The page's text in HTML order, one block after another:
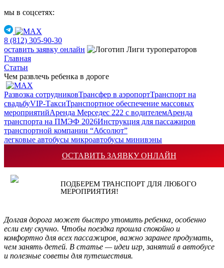
мы в соцсетях:
8 (812) 305-90-30
оставить заявку онлайн
Главная
Статьи
Чем развлечь ребенка в дороге
Развозка сотрудниковТрансфер в аэропортТранспорт на
свадьбуVIP-ТаксиТранспортное обеспечение массовых
мероприятийАренда Мерседес 222 с водителемАренда
транспорта на ПМЭФ 2026Инструкция для пассажиров
транспортной компании “Абсолют”
легковые автобусы микроавтобусы минивэны
ОСТАВИТЬ ЗАЯВКУ ОНЛАЙН
ПОДБЕРЕМ ТРАНСПОРТ ДЛЯ ЛЮБОГО
МЕРОПРИЯТИЯ!
19
Чем развлечь ребенка в дороге
Долгая дорога может быстро утомить ребенка, особенно
если ему скучно. Чтобы поездка прошла спокойно и
комфортно для всех пассажиров, важно заранее продумать,
чем занять детей. В статье — идеи игр, занятий в автобусе
и полезные советы для путешествия.